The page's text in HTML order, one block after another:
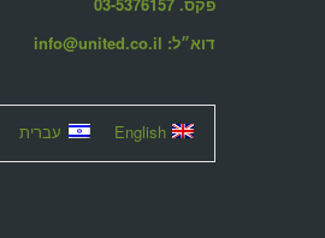
פקס. 03-5376157
דוא״ל: info@united.co.il
English עברית